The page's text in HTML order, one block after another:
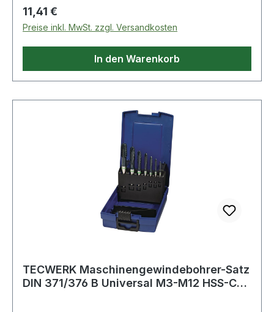
Regulärer Preis:
11,41 €
Preise inkl. MwSt. zzgl. Versandkosten
In den Warenkorb
TECWERK Maschinengewindebohrer-Satz
DIN 371/376 B Universal M3-M12 HSS-Co